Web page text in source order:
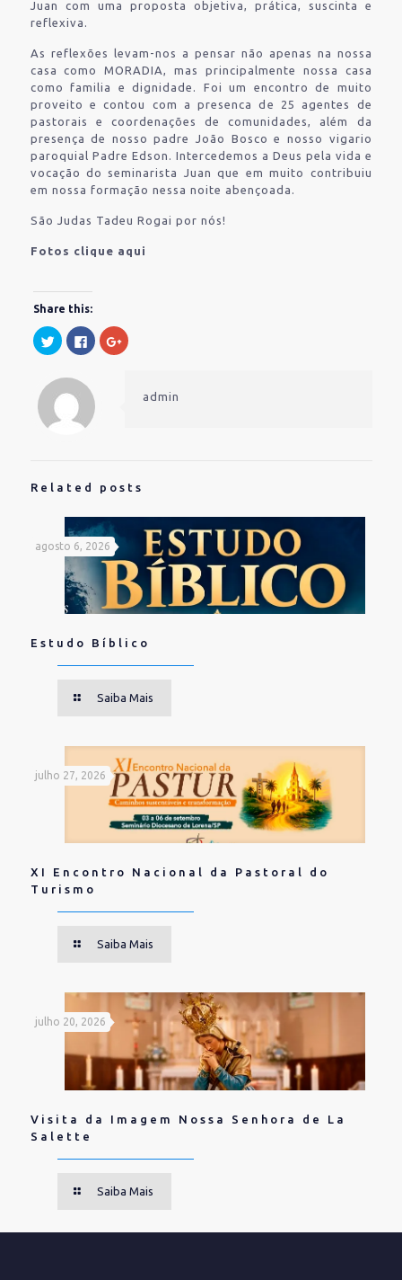
Juan com uma proposta objetiva, prática, suscinta e
reflexiva.
As reflexões levam-nos a pensar não apenas na nossa
casa como MORADIA, mas principalmente nossa casa
como familia e dignidade. Foi um encontro de muito
proveito e contou com a presenca de 25 agentes de
pastorais e coordenações de comunidades, além da
presença de nosso padre João Bosco e nosso vigario
paroquial Padre Edson. Intercedemos a Deus pela vida e
vocação do seminarista Juan que em muito contribuiu
em nossa formação nessa noite abençoada.
São Judas Tadeu Rogai por nós!
Fotos clique aqui
Share this:
Clique
para
compartilhar
Twitter(abre
em
nova
janela)
Clique
para
compartilhar
em
nova
janela)
Compartilhe
no
nova
janela)admin
Related posts
agosto 6, 2026
Estudo Bíblico
Saiba Mais
julho 27, 2026
XI Encontro Nacional da Pastoral do
Turismo
Saiba Mais
julho 20, 2026
Visita da Imagem Nossa Senhora de La
Salette
Saiba Mais